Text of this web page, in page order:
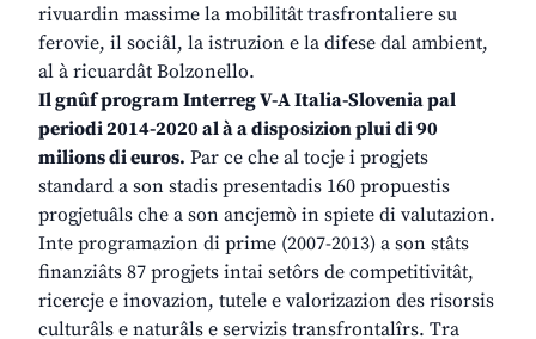
rivuardin massime la mobilitât trasfrontaliere su
ferovie, il sociâl, la istruzion e la difese dal ambient,
al à ricuardât Bolzonello.
Il gnûf program Interreg V-A Italia-Slovenia pal
periodi 2014-2020 al à a disposizion plui di 90
milions di euros. Par ce che al tocje i progjets
standard a son stadis presentadis 160 propuestis
progjetuâls che a son ancjemò in spiete di valutazion.
Inte programazion di prime (2007-2013) a son stâts
finanziâts 87 progjets intai setôrs de competitivitât,
ricercje e inovazion, tutele e valorizazion des risorsis
culturâls e naturâls e servizis transfrontalîrs. Tra